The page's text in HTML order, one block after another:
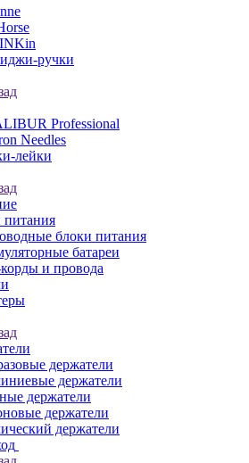
ручки
Professional
Needles
лейки
питания
блоки питания
батареи
и провода
держатели
держатели
держатели
держатели
держатели